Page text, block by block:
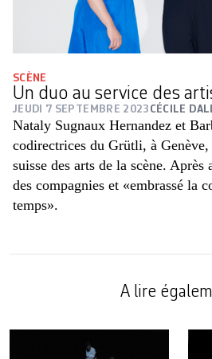
SCÈNE
Un duo au service des
JEUDI 7 SEPTEMBRE 2023 CÉCILE
Nataly Sugnaux Hernandez et
codirectrices du Grütli, à
suisse des arts de la scène.
des compagnies et «embrassé la
temps».
A lire